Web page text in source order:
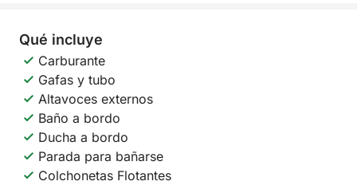
Qué incluye
Carburante
Gafas y tubo
Altavoces externos
Baño a bordo
Ducha a bordo
Parada para bañarse
Colchonetas Flotantes